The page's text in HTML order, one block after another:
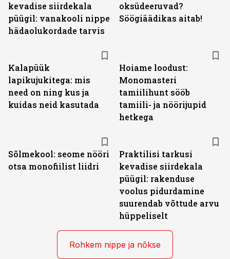
kevadise siirdekala
püügil: vanakooli nippe
hädaolukordade tarvis
oksüdeeruvad?
Söögiäädikas aitab!
Kalapüük
lapikujukitega: mis
need on ning kus ja
kuidas neid kasutada
Hoiame loodust:
Monomasteri
tamiilihunt sööb
tamiili- ja nöörijupid
hetkega
Sõlmekool: seome nööri
otsa monofiilist liidri
Praktilisi tarkusi
kevadise siirdekala
püügil: rakenduse
voolus pidurdamine
suurendab võttude arvu
hüppeliselt
Rohkem nippe ja nõkse